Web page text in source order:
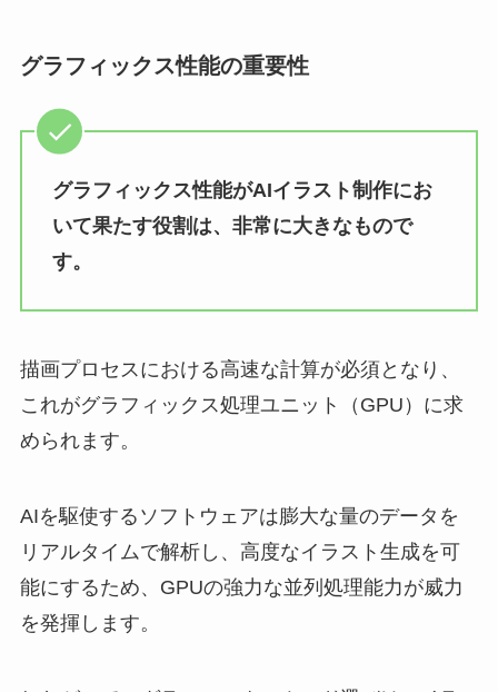
グラフィックス性能の重要性
グラフィックス性能がAIイラスト制作にお
いて果たす役割は、非常に大きなもので
す。
描画プロセスにおける高速な計算が必須となり、
これがグラフィックス処理ユニット（GPU）に求
められます。
AIを駆使するソフトウェアは膨大な量のデータを
リアルタイムで解析し、高度なイラスト生成を可
能にするため、GPUの強力な並列処理能力が威力
を発揮します。